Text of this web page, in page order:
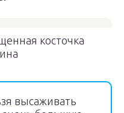
косточка
высаживать